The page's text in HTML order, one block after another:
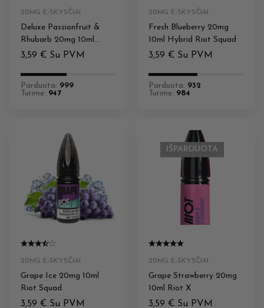
20MG E-SKYSČIAI
Deluxe Passionfruit &
Rhubarb 20mg 10ml
Hybrid Riot Squad
3,59 € Su PVM
Parduota: 999
Turime: 947
20MG E-SKYSČIAI
Fresh Blueberry 20mg
10ml Hybrid Riot Squad
3,59 € Su PVM
Parduota: 932
Turime: 984
20MG E-SKYSČIAI
Grape Ice 20mg 10ml
Riot Squad
3,59 € Su PVM
IŠPARDUOTA
20MG E-SKYSČIAI
Grape Strawberry 20mg
10ml Riot X
3,59 € Su PVM